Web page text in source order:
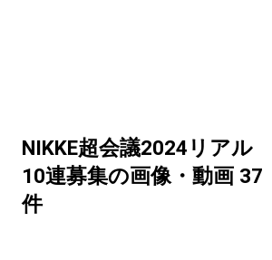
NIKKE超会議2024リアル
10連募集の画像・動画 37
件